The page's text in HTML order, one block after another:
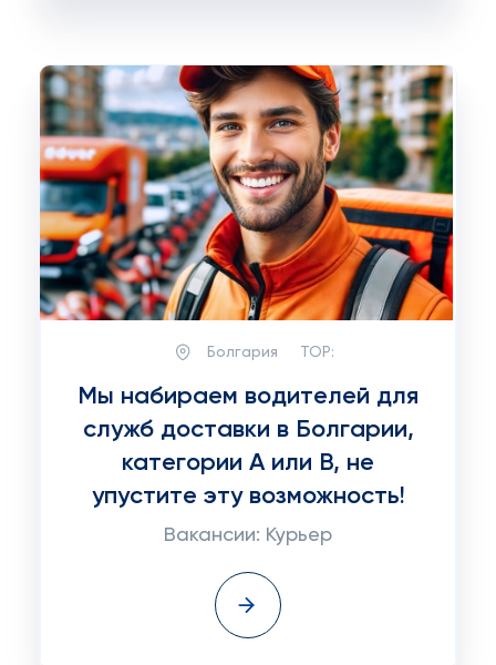
Болгария TOP:
Мы набираем водителей для
служб доставки в Болгарии,
категории А или В, не
упустите эту возможность!
Вакансии: Курьер